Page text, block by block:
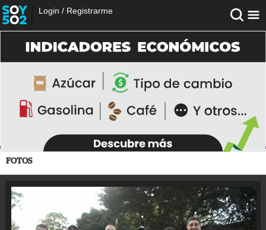
Login / Registrarme
FOTOS